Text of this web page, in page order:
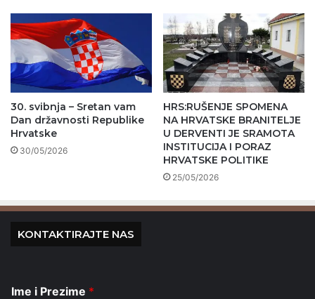
30. svibnja – Sretan vam
Dan državnosti Republike
Hrvatske
30/05/2026
HRS:RUŠENJE SPOMENA
NA HRVATSKE BRANITELJE
U DERVENTI JE SRAMOTA
INSTITUCIJA I PORAZ
HRVATSKE POLITIKE
25/05/2026
KONTAKTIRAJTE NAS
Ime i Prezime *